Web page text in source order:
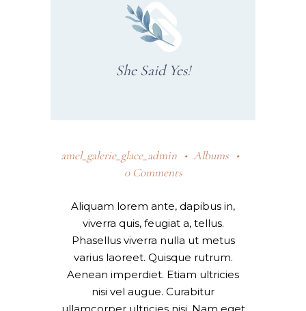
She Said Yes!
amel_galerie_glace_admin
Albums
0 Comments
Aliquam lorem ante, dapibus in,
viverra quis, feugiat a, tellus.
Phasellus viverra nulla ut metus
varius laoreet. Quisque rutrum.
Aenean imperdiet. Etiam ultricies
nisi vel augue. Curabitur